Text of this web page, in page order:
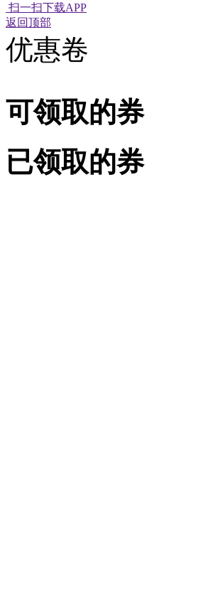
扫一扫下载APP
返回顶部
优惠卷
可领取的券
已领取的券